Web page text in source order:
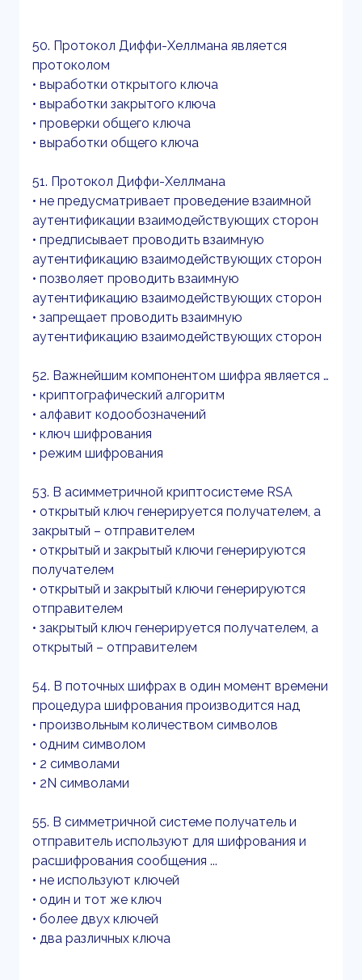
50. Протокол Диффи-Хеллмана является
протоколом
• выработки открытого ключа
• выработки закрытого ключа
• проверки общего ключа
• выработки общего ключа
51. Протокол Диффи-Хеллмана
• не предусматривает проведение взаимной
аутентификации взаимодействующих сторон
• предписывает проводить взаимную
аутентификацию взаимодействующих сторон
• позволяет проводить взаимную
аутентификацию взаимодействующих сторон
• запрещает проводить взаимную
аутентификацию взаимодействующих сторон
52. Важнейшим компонентом шифра является …
• криптографический алгоритм
• алфавит кодообозначений
• ключ шифрования
• режим шифрования
53. В асимметричной криптосистеме RSA
• открытый ключ генерируется получателем, а
закрытый – отправителем
• открытый и закрытый ключи генерируются
получателем
• открытый и закрытый ключи генерируются
отправителем
• закрытый ключ генерируется получателем, а
открытый – отправителем
54. В поточных шифрах в один момент времени
процедура шифрования производится над
• произвольным количеством символов
• одним символом
• 2 символами
• 2N символами
55. В симметричной системе получатель и
отправитель используют для шифрования и
расшифрования сообщения ...
• не используют ключей
• один и тот же ключ
• более двух ключей
• два различных ключа